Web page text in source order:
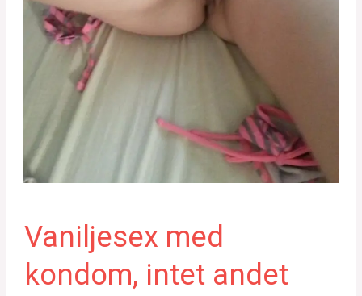
Vaniljesex med
kondom, intet andet